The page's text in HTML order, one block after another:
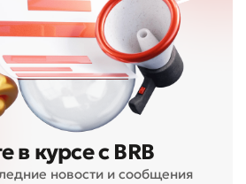
в курсе с BRB
новости и сообщения